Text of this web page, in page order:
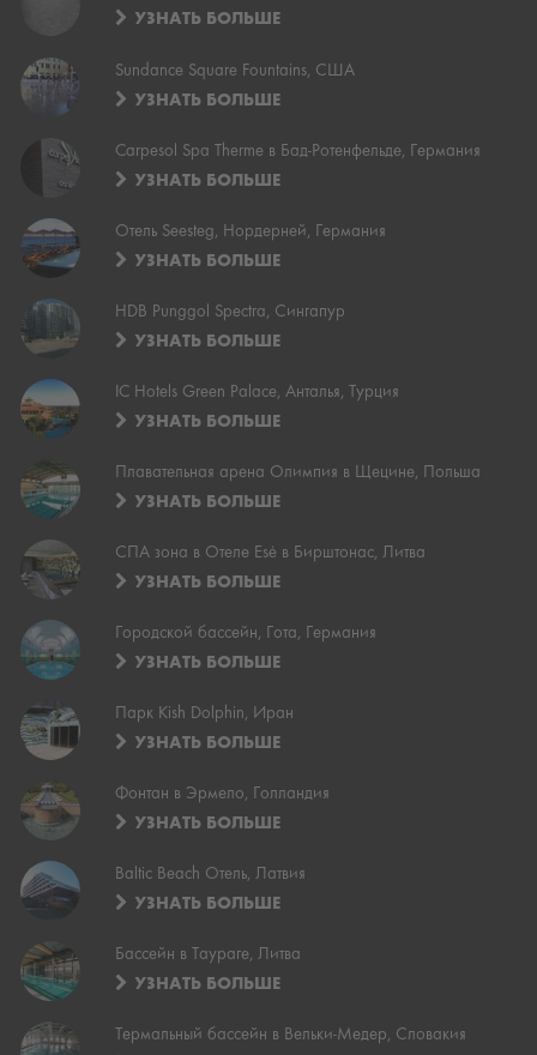
УЗНАТЬ БОЛЬШЕ
Sundance Square Fountains, США
УЗНАТЬ БОЛЬШЕ
Carpesol Spa Therme в Бад-Ротенфельде, Германия
УЗНАТЬ БОЛЬШЕ
Отель Seesteg, Нордерней, Германия
УЗНАТЬ БОЛЬШЕ
HDB Punggol Spectra, Сингапур
УЗНАТЬ БОЛЬШЕ
IC Hotels Green Palace, Анталья, Турция
УЗНАТЬ БОЛЬШЕ
Плавательная арена Олимпия в Щецине, Польша
УЗНАТЬ БОЛЬШЕ
СПА зона в Отеле Esė в Бирштонас, Литва
УЗНАТЬ БОЛЬШЕ
Городской бассейн, Гота, Германия
УЗНАТЬ БОЛЬШЕ
Парк Kish Dolphin, Иран
УЗНАТЬ БОЛЬШЕ
Фонтан в Эрмело, Голландия
УЗНАТЬ БОЛЬШЕ
Baltic Beach Отель, Латвия
УЗНАТЬ БОЛЬШЕ
Бассейн в Таураге, Литва
УЗНАТЬ БОЛЬШЕ
Термальный бассейн в Вельки-Медер, Словакия